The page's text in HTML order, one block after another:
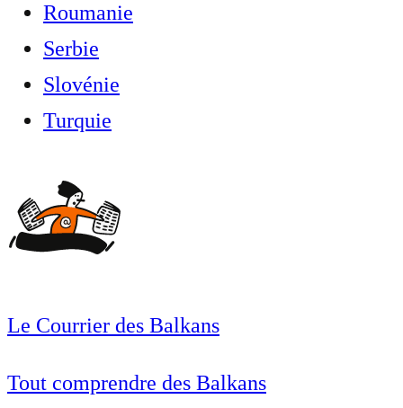
Roumanie
Serbie
Slovénie
Turquie
Le Courrier des Balkans
Tout comprendre des Balkans